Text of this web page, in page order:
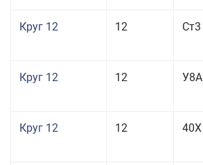
Круг 12 12 Ст3
Круг 12 12 У8А
Круг 12 12 40Х